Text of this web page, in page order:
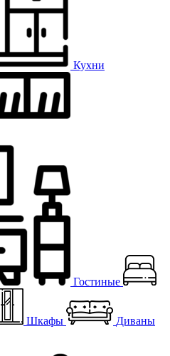
Кухни
Гостиные
Шкафы Диваны